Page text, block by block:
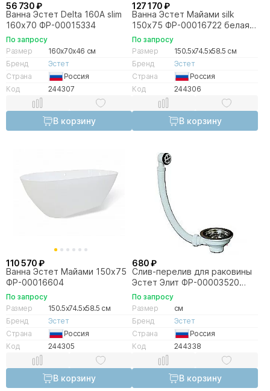
56 730 ₽
Ванна Эстет Delta 160А slim
160х70 ФР-00015334
По запросу
Размер
160x70x46 см
Бренд
Эстет
Страна
Россия
Код
244307
В корзину
127 170 ₽
Ванна Эстет Майами silk
150х75 ФР-00016722 белая
матовая
По запросу
Размер
150.5x74.5x58.5 см
Бренд
Эстет
Страна
Россия
Код
244306
В корзину
110 570 ₽
Ванна Эстет Майами 150х75
ФР-00016604
По запросу
Размер
150.5x74.5x58.5 см
Бренд
Эстет
Страна
Россия
Код
244305
В корзину
680 ₽
Слив-перелив для раковины
Эстет Элит ФР-00003520
хром
По запросу
Размер
см
Бренд
Эстет
Страна
Россия
Код
244338
В корзину